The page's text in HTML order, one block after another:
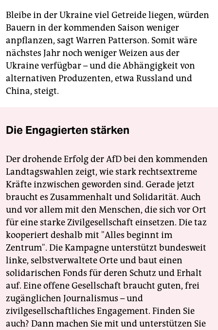
Bleibe in der Ukraine viel Getreide liegen, würden
Bauern in der kommenden Saison weniger
anpflanzen, sagt Warren Patterson. Somit wäre
nächstes Jahr noch weniger Weizen aus der
Ukraine verfügbar – und die Abhängigkeit von
alternativen Produzenten, etwa Russland und
China, steigt.
Die Engagierten stärken
Der drohende Erfolg der AfD bei den kommenden
Landtagswahlen zeigt, wie stark rechtsextreme
Kräfte inzwischen geworden sind. Gerade jetzt
braucht es Zusammenhalt und Solidarität. Auch
und vor allem mit den Menschen, die sich vor Ort
für eine starke Zivilgesellschaft einsetzen. Die taz
kooperiert deshalb mit "Alles beginnt im
Zentrum". Die Kampagne unterstützt bundesweit
linke, selbstverwaltete Orte und baut einen
solidarischen Fonds für deren Schutz und Erhalt
auf. Eine offene Gesellschaft braucht guten, frei
zugänglichen Journalismus – und
zivilgesellschaftliches Engagement. Finden Sie
auch? Dann machen Sie mit und unterstützen Sie